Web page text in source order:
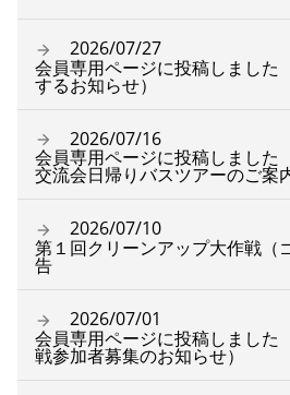
2026/07/27
会員専用ページに投稿しました
するお知らせ）
2026/07/16
会員専用ページに投稿しました
交流会日帰りバスツアーのご案
2026/07/10
第１回クリーンアップ大作戦（
告
2026/07/01
会員専用ページに投稿しました
戦参加者募集のお知らせ）